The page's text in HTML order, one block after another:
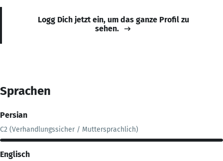
Logg Dich jetzt ein, um das ganze Profil zu
sehen.
Sprachen
Persian
C2 (Verhandlungssicher / Muttersprachlich)
Englisch